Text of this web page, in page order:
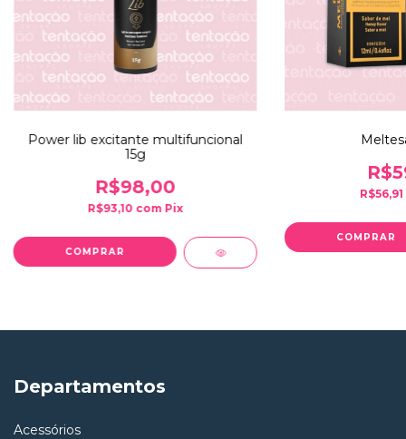
Power lib excitante multifuncional
15g
R$98,00
R$93,10 com Pix
R$56,91
Departamentos
Acessórios